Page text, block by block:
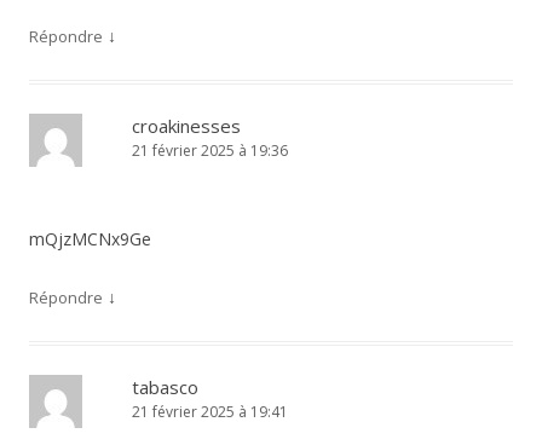
Répondre ↓
croakinesses
21 février 2025 à 19:36
mQjzMCNx9Ge
Répondre ↓
tabasco
21 février 2025 à 19:41